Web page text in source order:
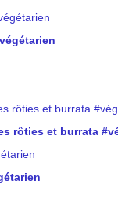
rôties et burrata